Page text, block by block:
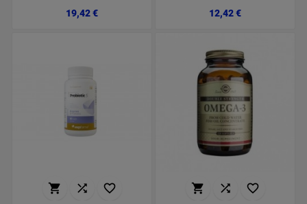
19,42 €Preço 12,42 €Preço
     